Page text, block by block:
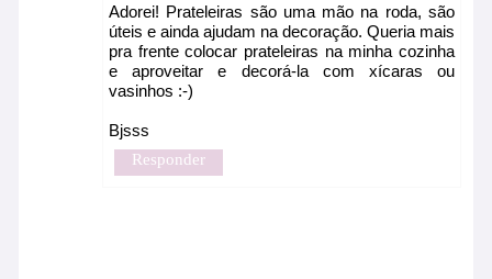
Adorei! Prateleiras são uma mão na roda, são
úteis e ainda ajudam na decoração. Queria mais
pra frente colocar prateleiras na minha cozinha
e aproveitar e decorá-la com xícaras ou
vasinhos :-)
Bjsss
Responder